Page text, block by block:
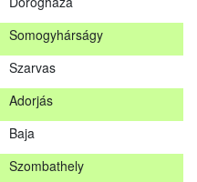
Somogyhárságy
Szarvas
Adorjás
Baja
Szombathely
a Nébih honlapján
elfogadásáról
Kaszó
Keszthely
Dorogháza